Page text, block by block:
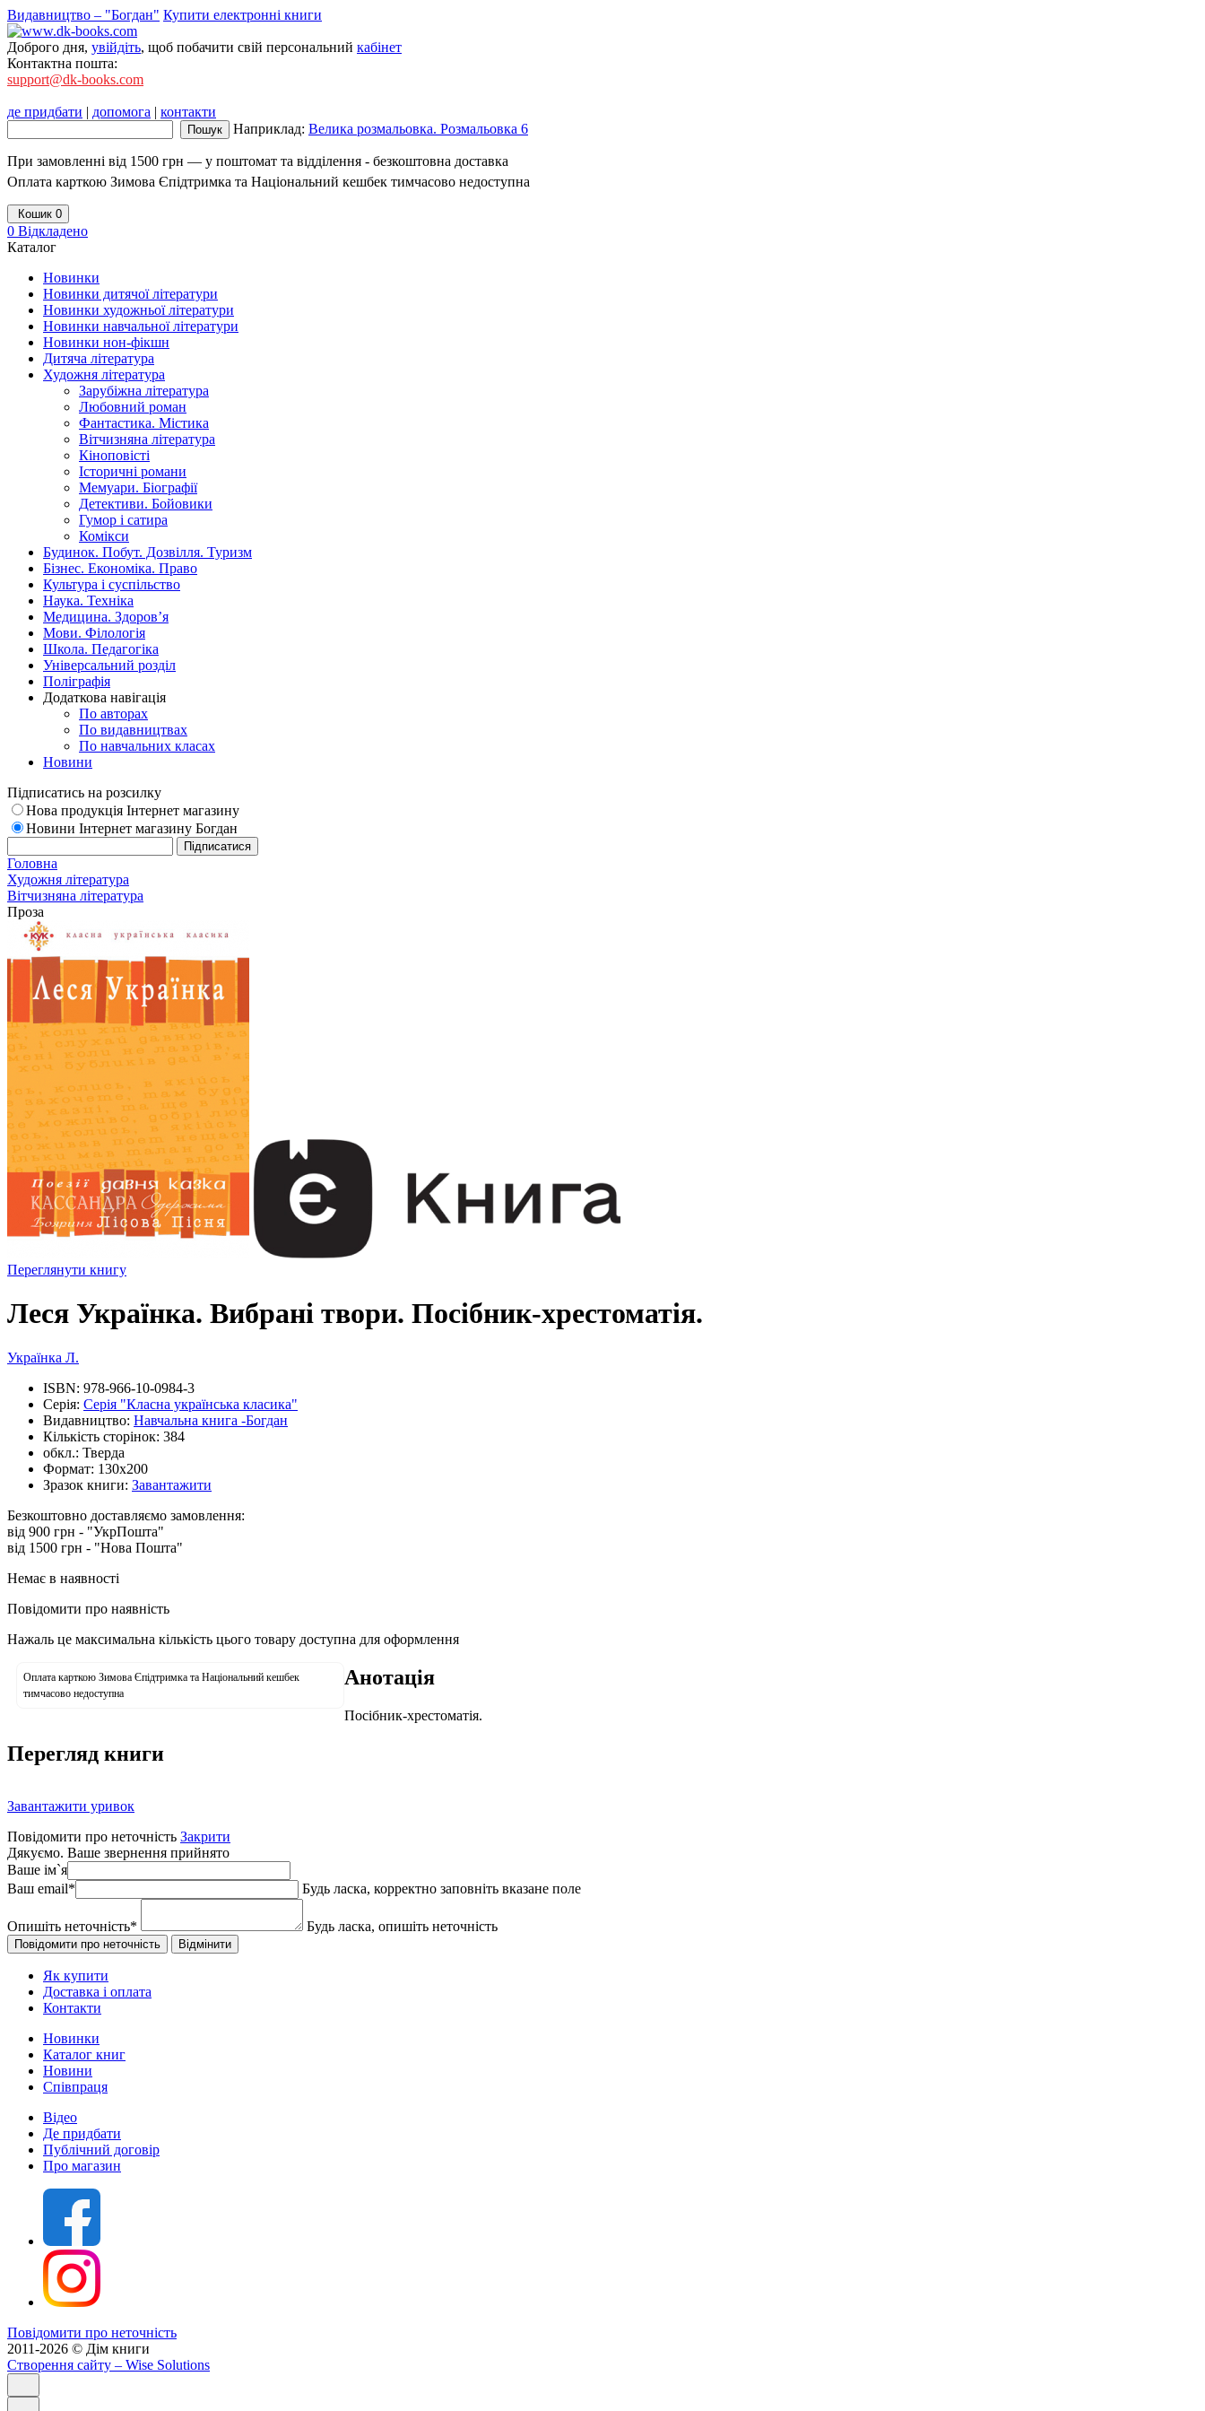
Видавництво – "Богдан" Купити електронні книги
Доброго дня, увійдіть, щоб побачити свій персональний кабінет
Контактна пошта:
support@dk-books.com
де придбати | допомога | контакти
Наприклад: Велика розмальовка. Розмальовка 6
При замовленні від 1500 грн — у поштомат та відділення - безкоштовна доставка
Оплата карткою Зимова Єпідтримка та Національний кешбек тимчасово недоступна
Кошик 0
0 Відкладено
Каталог
Новинки
Новинки дитячої літератури
Новинки художньої літератури
Новинки навчальної літератури
Новинки нон-фікшн
Дитяча література
Художня література
Зарубіжна література
Любовний роман
Фантастика. Містика
Вітчизняна література
Кіноповісті
Історичні романи
Мемуари. Біографії
Детективи. Бойовики
Гумор і сатира
Комікси
Будинок. Побут. Дозвілля. Туризм
Бізнес. Економіка. Право
Культура і суспільство
Наука. Техніка
Медицина. Здоров’я
Мови. Філологія
Школа. Педагогіка
Універсальний розділ
Поліграфія
Додаткова навігація
По авторах
По видавництвах
По навчальних класах
Новини
Підписатись на розсилку
Нова продукція Інтернет магазину
Новини Інтернет магазину Богдан
Головна
Художня література
Вітчизняна література
Проза
Переглянути книгу
Леся Українка. Вибрані твори. Посібник-хрестоматія.
Українка Л.
ISBN: 978-966-10-0984-3
Серія: Серія "Класна українська класика"
Видавництво: Навчальна книга -Богдан
Кількість сторінок: 384
обкл.: Тверда
Формат: 130х200
Зразок книги: Завантажити
Безкоштовно доставляємо замовлення:
від 900 грн - "УкрПошта"
від 1500 грн - "Нова Пошта"
Немає в наявності
Повідомити про наявність
Нажаль це максимальна кількість цього товару доступна для оформлення
Оплата карткою Зимова Єпідтримка та Національний кешбек
тимчасово недоступна
Анотація
Посібник-хрестоматія.
Перегляд книги
Завантажити уривок
Повідомити про неточність Закрити
Дякуємо. Ваше звернення прийнято
Ваше ім`я
Ваш email* Будь ласка, корректно заповніть вказане поле
Опишіть неточність* Будь ласка, опишіть неточність
Як купити
Доставка і оплата
Контакти
Новинки
Каталог книг
Новини
Співпраця
Відео
Де придбати
Публічний договір
Про магазин
Повідомити про неточність
2011-2026 © Дім книги
Створення сайту – Wise Solutions